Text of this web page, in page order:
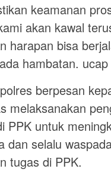
keamanan
akan kawal
harapan bisa
hambatan.
berpesan
melaksanakan
PPK untuk
dan selalu
tugas di PPK.